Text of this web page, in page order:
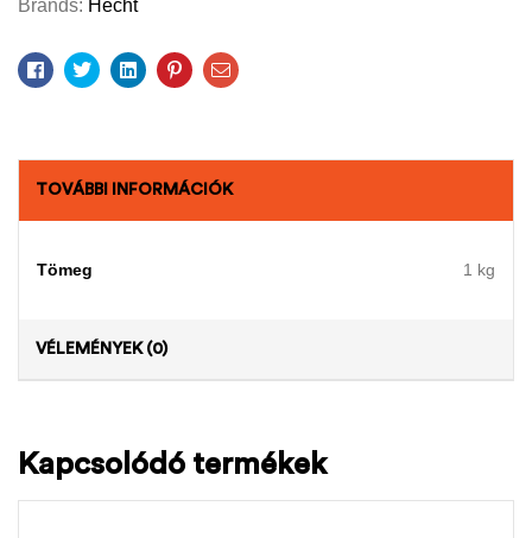
Brands: Hecht
Facebook
TwitterLinkedinPinterestEmail
TOVÁBBI INFORMÁCIÓK
Tömeg 1 kg
VÉLEMÉNYEK (0)
Kapcsolódó termékek